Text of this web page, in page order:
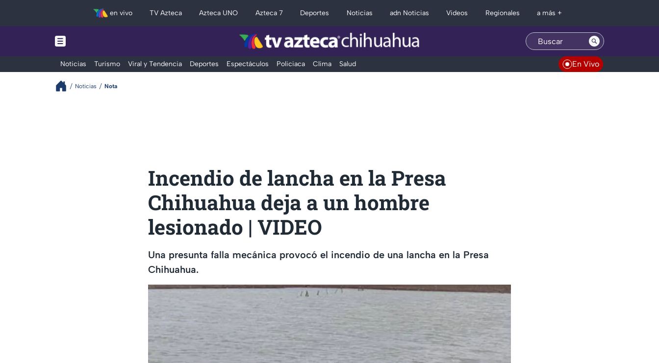
en vivo TV Azteca Azteca UNO Azteca 7 Deportes Noticias adn Noticias Videos Regionales a más +
Noticias Turismo Viral y Tendencia Deportes Espectáculos Policiaca Clima Salud En Vivo
Noticias Nota
Incendio de lancha en la Presa
Chihuahua deja a un hombre
lesionado | VIDEO
Una presunta falla mecánica provocó el incendio de una lancha en la Presa
Chihuahua.